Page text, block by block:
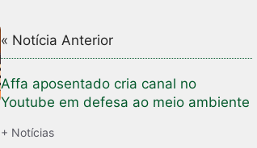
« Notícia Anterior
Affa aposentado cria canal no
Youtube em defesa ao meio ambiente
+ Notícias